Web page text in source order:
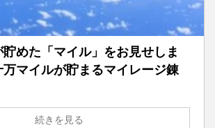
貯めた「マイル」をお見せしま
マイルが貯まるマイレージ錬
続きを見る